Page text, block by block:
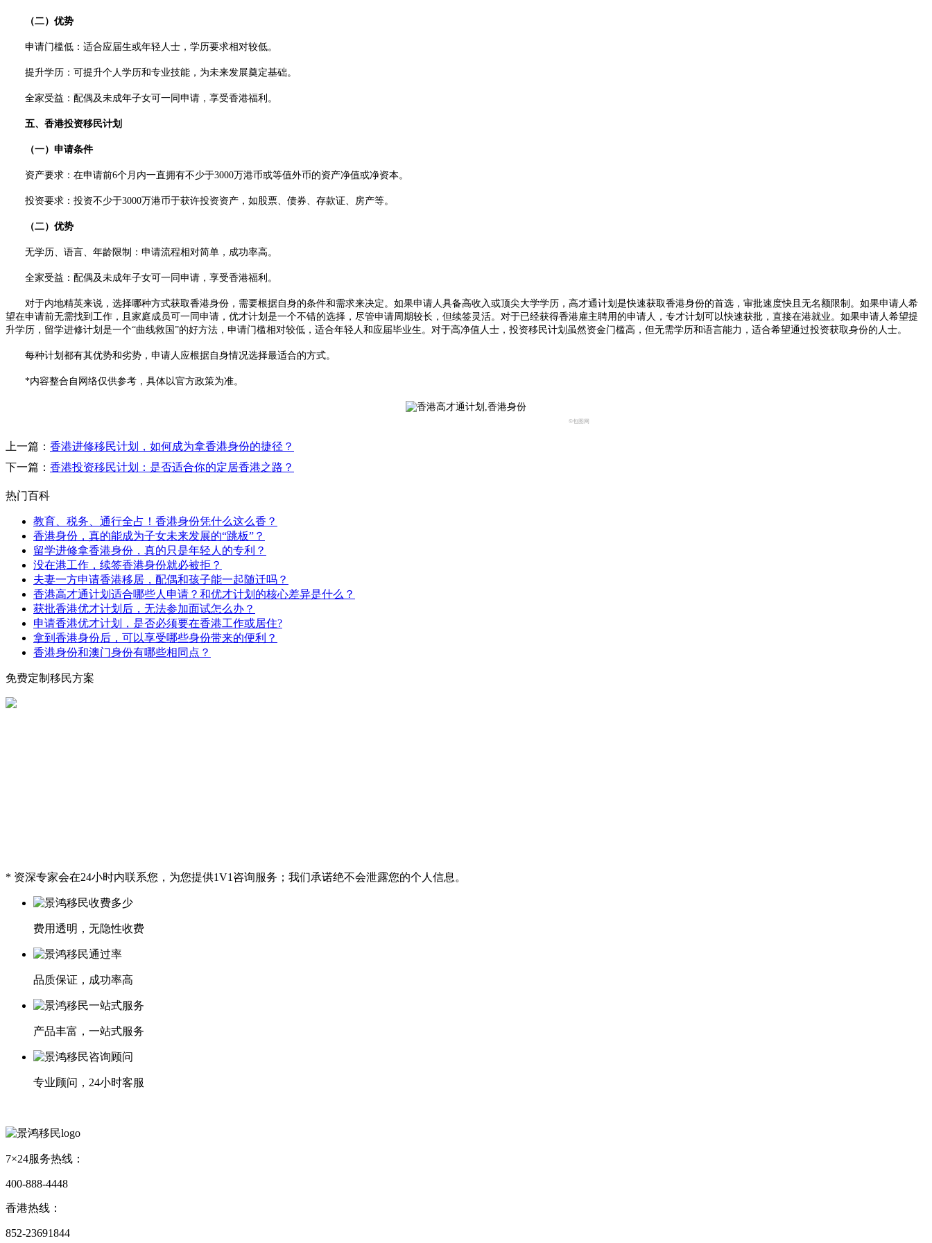
（二）优势
申请门槛低：适合应届生或年轻人士，学历要求相对较低。
提升学历：可提升个人学历和专业技能，为未来发展奠定基础。
全家受益：配偶及未成年子女可一同申请，享受香港福利。
五、香港投资移民计划
（一）申请条件
资产要求：在申请前6个月内一直拥有不少于3000万港币或等值外币的资产净值或净资本。
投资要求：投资不少于3000万港币于获许投资资产，如股票、债券、存款证、房产等。
（二）优势
无学历、语言、年龄限制：申请流程相对简单，成功率高。
全家受益：配偶及未成年子女可一同申请，享受香港福利。
对于内地精英来说，选择哪种方式获取香港身份，需要根据自身的条件和需求来决定。如果申请人具备高收入或顶尖大学学历，高才通计划是快速获取香港身份的首选，审批速度快且无名额限制。如果申请人希
望在申请前无需找到工作，且家庭成员可一同申请，优才计划是一个不错的选择，尽管申请周期较长，但续签灵活。对于已经获得香港雇主聘用的申请人，专才计划可以快速获批，直接在港就业。如果申请人希望提
升学历，留学进修计划是一个“曲线救国”的好方法，申请门槛相对较低，适合年轻人和应届毕业生。对于高净值人士，投资移民计划虽然资金门槛高，但无需学历和语言能力，适合希望通过投资获取身份的人士。
每种计划都有其优势和劣势，申请人应根据自身情况选择最适合的方式。
*内容整合自网络仅供参考，具体以官方政策为准。
©包图网
上一篇： 香港进修移民计划，如何成为拿香港身份的捷径？
下一篇： 香港投资移民计划：是否适合你的定居香港之路？
热门百科
教育、税务、通行全占！香港身份凭什么这么香？
香港身份，真的能成为子女未来发展的“跳板”？
留学进修拿香港身份，真的只是年轻人的专利？
没在港工作，续签香港身份就必被拒？
夫妻一方申请香港移居，配偶和孩子能一起随迁吗？
香港高才通计划适合哪些人申请？和优才计划的核心差异是什么？​
获批香港优才计划后，无法参加面试怎么办？
申请香港优才计划，是否必须要在香港工作或居住?
拿到香港身份后，可以享受哪些身份带来的便利？
香港身份和澳门身份有哪些相同点？
免费定制移民方案
* 资深专家会在24小时内联系您，为您提供1V1咨询服务；我们承诺绝不会泄露您的个人信息。
费用透明，无隐性收费
品质保证，成功率高
产品丰富，一站式服务
专业顾问，24小时客服
7×24服务热线：
400-888-4448
香港热线：
852-23691844